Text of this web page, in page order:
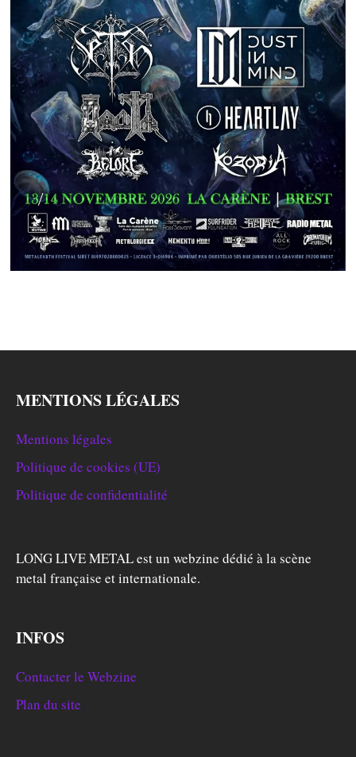
MENTIONS LÉGALES
Mentions légales
Politique de cookies (UE)
Politique de confidentialité
LONG LIVE METAL est un webzine dédié à la scène
metal française et internationale.
INFOS
Contacter le Webzine
Plan du site